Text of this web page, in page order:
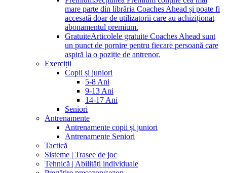
mare parte din librăria Coaches Ahead și poate fi
accesată doar de utilizatorii care au achiziționat
abonamentul premium.
GratuiteArticolele gratuite Coaches Ahead sunt
un punct de pornire pentru fiecare persoană care
aspiră la o poziție de antrenor.
Exerciții
Copii și juniori
5-8 Ani
9-13 Ani
14-17 Ani
Seniori
Antrenamente
Antrenamente copii și juniori
Antrenamente Seniori
Tactică
Sisteme | Trasee de joc
Tehnică | Abilități individuale